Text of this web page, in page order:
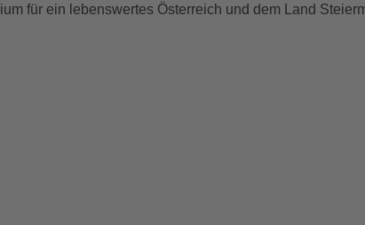
für ein lebenswertes Österreich und dem Land